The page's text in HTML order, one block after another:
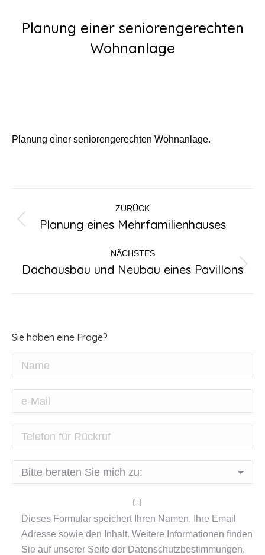
Planung einer seniorengerechten
Wohnanlage
Planung einer seniorengerechten Wohnanlage.
Kommentarnavigation
ZURÜCK
Vorheriger
Planung eines Mehrfamilienhauses
NÄCHSTES
Nächster
Dachausbau und Neubau eines Pavillons
Sie haben eine Frage?
Dieses Formular speichert Ihren Namen, Ihre Email
Adresse sowie den Inhalt. Weitere Informationen finden
Sie auf unserer Seite der Datenschutzbestimmungen.